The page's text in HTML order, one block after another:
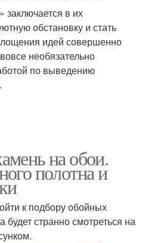
заключается в их
обстановку и стать
идей совершенно
необязательно
по выведению
на обои.
полотна и
к подбору обойных
будет странно смотреться на